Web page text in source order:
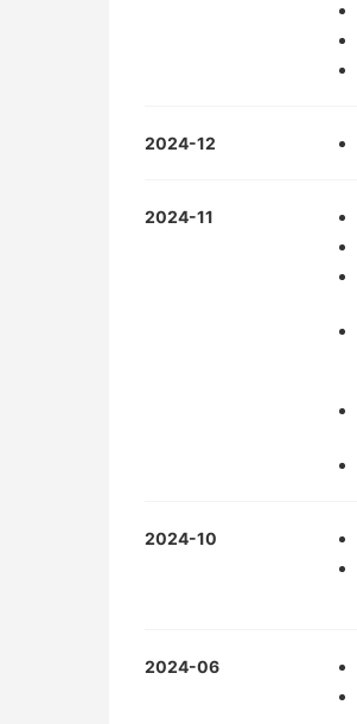
2024-12
2024-11
2024-10
2024-06